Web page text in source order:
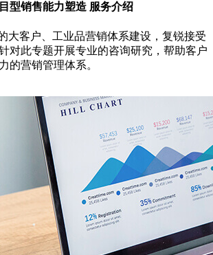
型销售能力塑造 服务介绍
大客户、工业品营销体系建设，复锐接受
对此专题开展专业的咨询研究，帮助客户
的营销管理体系。